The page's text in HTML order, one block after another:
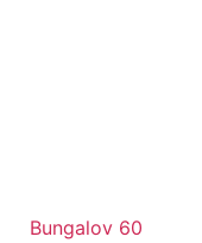
Bungalov 60